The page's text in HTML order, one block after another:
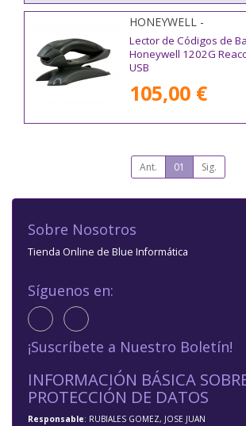
HONEYWELL -
Lector de Códigos de
Honeywell 1202G
USB
105,00 €
Ant. 01 Sig.
Sobre Nosotros
Tienda Online de Blue Informática
Síguenos en:
¡Suscríbete a Nuestro Boletín!
INFORMACIÓN BÁSICA
PROTECCIÓN DE DATOS
Responsable: RUBIALES GOMEZ, JOSE JUAN